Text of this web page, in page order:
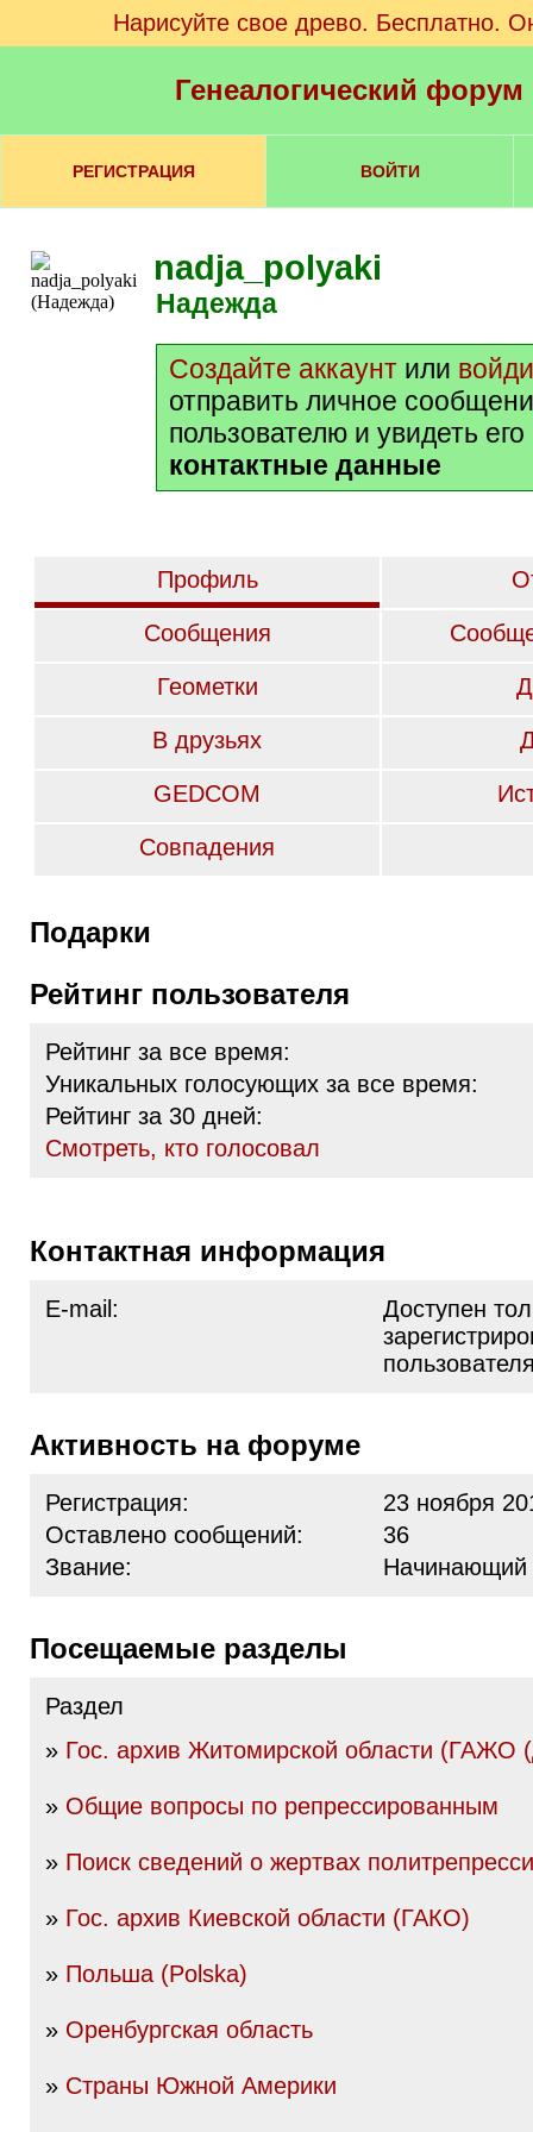
Нарисуйте свое древо. Бесплатно.
Генеалогический
РЕГИСТРАЦИЯ ВОЙТИ
nadja_polyaki
Надежда
Создайте аккаунт или
отправить личное
пользователю и увидеть
контактные данные
Профиль
Сообщения
Геометки
В друзьях
GEDCOM
Совпадения
Подарки
Рейтинг пользователя
Рейтинг за все время:
Уникальных голосующих за все время:
Рейтинг за 30 дней:
Cмотреть, кто голосовал
Контактная информация
E-mail:
Доступен
Активность на форуме
Регистрация:
23 ноября
Оставлено сообщений:
36
Звание:
Начинающий
Посещаемые разделы
Раздел
» Гос. архив Житомирской области
» Общие вопросы по репрессированным
» Поиск сведений о жертвах
» Гос. архив Киевской области (ГАКО)
» Польша (Polska)
» Оренбургская область
» Страны Южной Америки